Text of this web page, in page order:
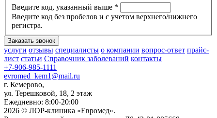
Введите код, указанный выше *
Введите код без пробелов и с учетом верхнего/нижнего
регистра.
услуги отзывы специалисты о компании вопрос-ответ прайс-
лист статьи Справочник заболеваний контакты
+7-906-985-1111
evromed_kem1@mail.ru
г. Кемерово,
ул. Терешковой, 18, 2 этаж
Ежедневно: 8:00-20:00
2026 © ЛОР-клиника «Евромед».